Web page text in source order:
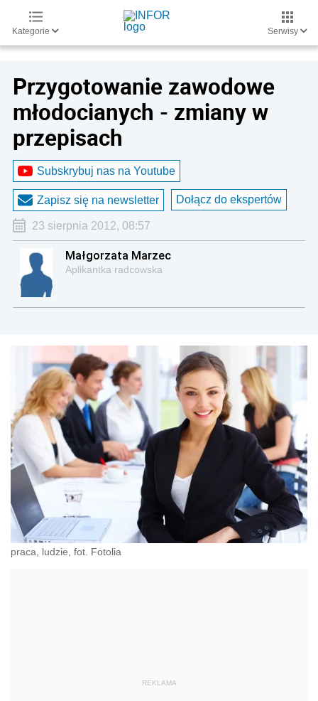
Kategorie Serwisy
Przygotowanie zawodowe
młodocianych - zmiany w
przepisach
Subskrybuj nas na Youtube
Zapisz się na newsletter Dołącz do ekspertów
23 sierpnia 2012, 08:57
Małgorzata Marzec
Aplikantka radcowska
praca, ludzie, fot. Fotolia